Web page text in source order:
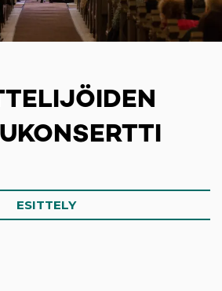
ESITTELY